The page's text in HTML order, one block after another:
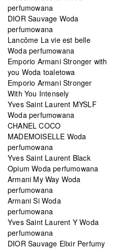
perfumowana
DIOR Sauvage Woda
perfumowana
Lancôme La vie est belle
Woda perfumowana
Emporio Armani Stronger with
you Woda toaletowa
Emporio Armani Stronger
With You Intensely
Yves Saint Laurent MYSLF
Woda perfumowana
CHANEL COCO
MADEMOISELLE Woda
perfumowana
Yves Saint Laurent Black
Opium Woda perfumowana
Armani My Way Woda
perfumowana
Armani Si Woda
perfumowana
Yves Saint Laurent Y Woda
perfumowana
DIOR Sauvage Elixir Perfumy